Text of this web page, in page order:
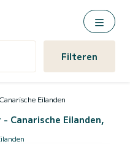
Filteren
Canarische Eilanden
Canarische Eilanden,